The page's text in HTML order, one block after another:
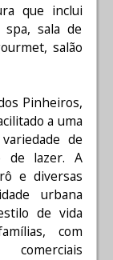
que inclui
spa, sala de
salão
Pinheiros,
a uma
de
de lazer. A
e diversas
urbana
de vida
com